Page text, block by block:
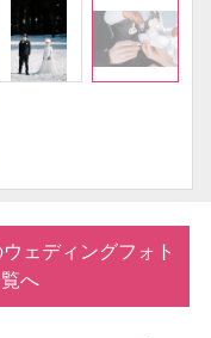
ェディングフォト
へ